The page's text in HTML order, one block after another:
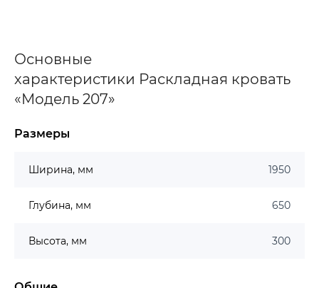
Основные
характеристики Раскладная кровать
«Модель 207»
Размеры
Ширина, мм 1950
Глубина, мм 650
Высота, мм 300